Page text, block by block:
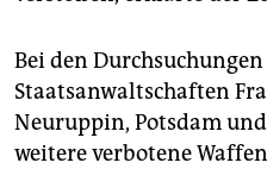
Bei den
Staatsanwaltschaften
Neuruppin, Potsdam
weitere verbotene